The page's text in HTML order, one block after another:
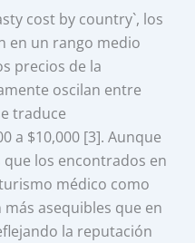
cost by country`, los
en un rango medio
precios de la
oscilan entre
traduce
a $10,000 [3]. Aunque
los encontrados en
médico como
asequibles que en
la reputación